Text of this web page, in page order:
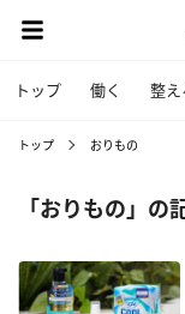
トップ 働く 整え
トップ おりもの
「おりもの」の